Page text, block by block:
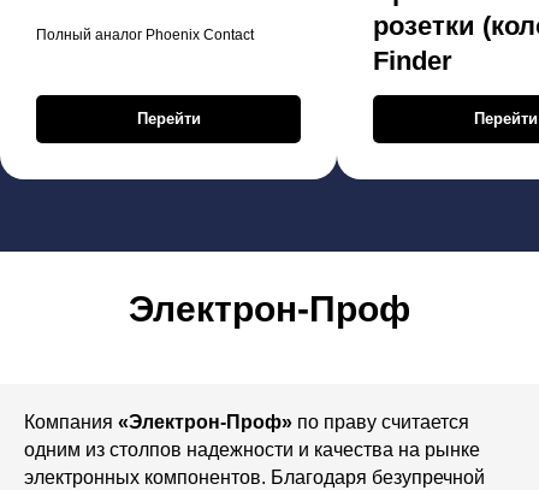
Полный аналог Phoenix Contact
Перейти
розетки
Finder
Перейти
Электрон-Проф
Компания «Электрон-Проф» по праву считается
одним из столпов надежности и качества на рынке
электронных компонентов. Благодаря безупречной